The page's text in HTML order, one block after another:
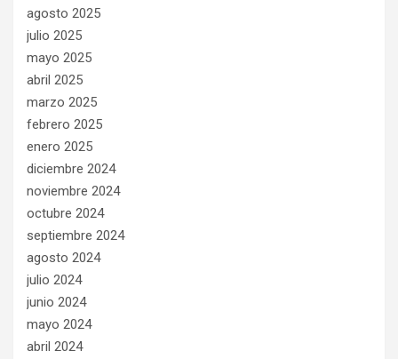
agosto 2025
julio 2025
mayo 2025
abril 2025
marzo 2025
febrero 2025
enero 2025
diciembre 2024
noviembre 2024
octubre 2024
septiembre 2024
agosto 2024
julio 2024
junio 2024
mayo 2024
abril 2024